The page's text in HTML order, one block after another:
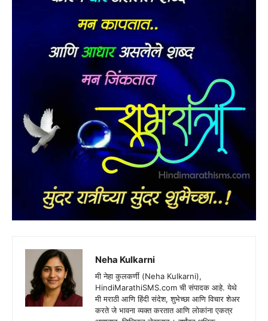
Neha Kulkarni
मी नेहा कुलकर्णी (Neha Kulkarni),
HindiMarathiSMS.com ची संपादक आहे. येथे
मी मराठी आणि हिंदी संदेश, शुभेच्छा आणि विचार शेअर
करते जे भावना व्यक्त करतात आणि लोकांना एकत्र